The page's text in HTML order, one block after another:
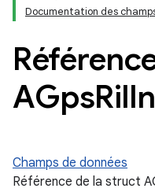
Documentation des
AGpsRil
Champs de données
Référence de la struct